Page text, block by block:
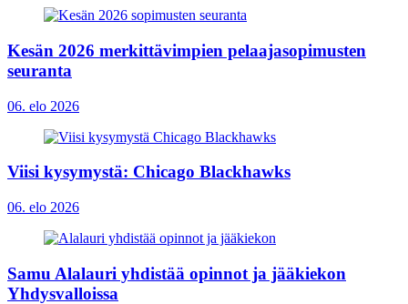
Kesän 2026 merkittävimpien pelaajasopimusten
seuranta
06. elo 2026
Viisi kysymystä: Chicago Blackhawks
06. elo 2026
Samu Alalauri yhdistää opinnot ja jääkiekon
Yhdysvalloissa